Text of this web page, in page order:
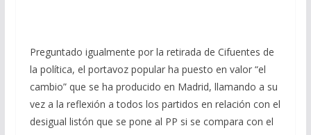
Preguntado igualmente por la retirada de Cifuentes de
la política, el portavoz popular ha puesto en valor “el
cambio” que se ha producido en Madrid, llamando a su
vez a la reflexión a todos los partidos en relación con el
desigual listón que se pone al PP si se compara con el